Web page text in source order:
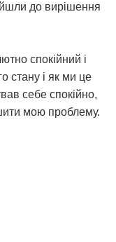
до вирішення
спокійний і
стану і як ми це
себе спокійно,
мою проблему.
а також
мій стан
і найголовніше -
стихає. Тому
бо з усього
з моєю
мені реально